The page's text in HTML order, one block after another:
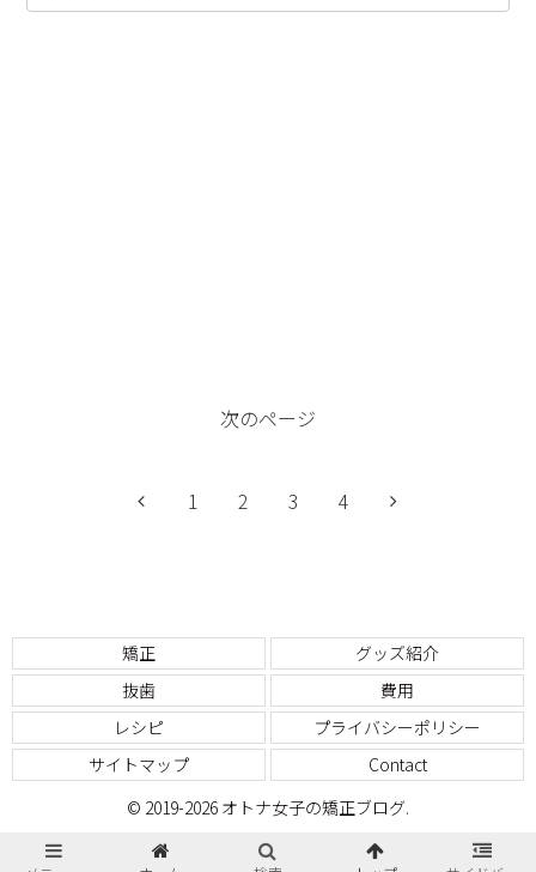
次のページ
1 2 3 4
矯正
グッズ紹介
抜歯
費用
レシピ
プライバシーポリシー
サイトマップ
Contact
© 2019-2026 オトナ女子の矯正ブログ.